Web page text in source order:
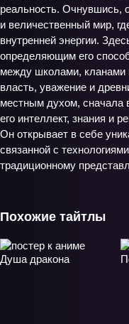
реальность. Очнувшись,
и величественный мир,
внутренней энергии.
определяющим его
между школами, кланами
власть, уважение и
местным духом, сначала
его интеллект, знания и
Он открывает в себе
связанной с
традиционному
Похожие тайтлы